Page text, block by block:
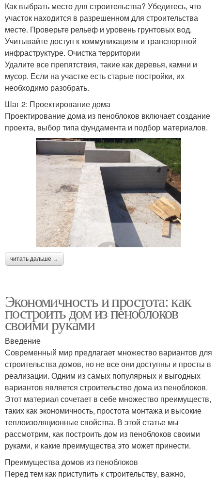
Как выбрать место для строительства? Убедитесь, что
участок находится в разрешенном для строительства
месте. Проверьте рельеф и уровень грунтовых вод.
Учитывайте доступ к коммуникациям и транспортной
инфраструктуре. Очистка территории
Удалите все препятствия, такие как деревья, камни и
мусор. Если на участке есть старые постройки, их
необходимо разобрать.
Шаг 2: Проектирование дома
Проектирование дома из пеноблоков включает создание
проекта, выбор типа фундамента и подбор материалов.
читать дальше →
Экономичность и простота: как
построить дом из пеноблоков
своими руками
Введение
Современный мир предлагает множество вариантов для
строительства домов, но не все они доступны и просты в
реализации. Одним из самых популярных и выгодных
вариантов является строительство дома из пеноблоков.
Этот материал сочетает в себе множество преимуществ,
таких как экономичность, простота монтажа и высокие
теплоизоляционные свойства. В этой статье мы
рассмотрим, как построить дом из пеноблоков своими
руками, и какие преимущества это может принести.
Преимущества домов из пеноблоков
Перед тем как приступить к строительству, важно,